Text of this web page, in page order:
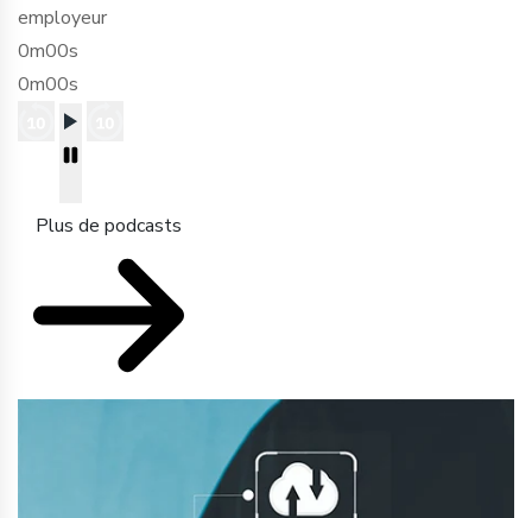
employeur
0m00s
0m00s
Plus de podcasts